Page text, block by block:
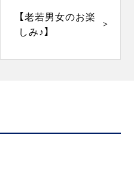
【老若男女のお楽
しみ♪】